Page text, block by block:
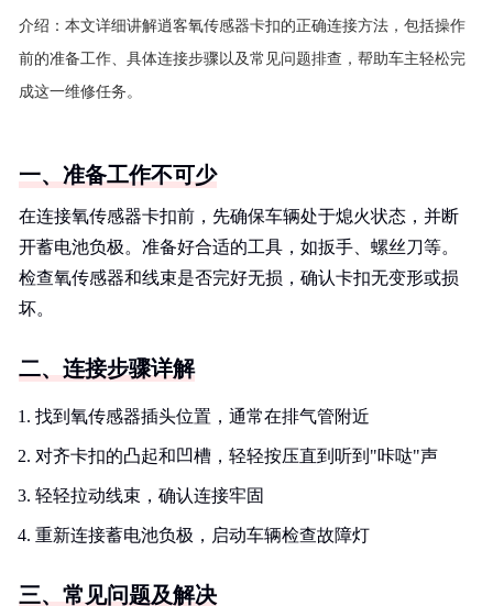
介绍： 本文详细讲解逍客氧传感器卡扣的正确连接方法，包括操作
前的准备工作、具体连接步骤以及常见问题排查，帮助车主轻松完
成这一维修任务。
一、准备工作不可少
在连接氧传感器卡扣前，先确保车辆处于熄火状态，并断
开蓄电池负极。准备好合适的工具，如扳手、螺丝刀等。
检查氧传感器和线束是否完好无损，确认卡扣无变形或损
坏。
二、连接步骤详解
找到氧传感器插头位置，通常在排气管附近
对齐卡扣的凸起和凹槽，轻轻按压直到听到"咔哒"声
轻轻拉动线束，确认连接牢固
重新连接蓄电池负极，启动车辆检查故障灯
三、常见问题及解决